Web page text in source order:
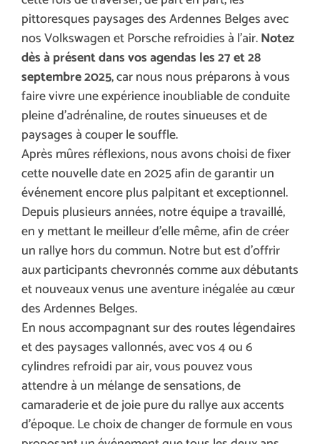
pittoresques paysages des Ardennes Belges avec
nos Volkswagen et Porsche refroidies à l’air.Notez
dès à présent dans vos agendas les 27 et 28
septembre 2025, car nous nous préparons à vous
faire vivre une expérience inoubliable de conduite
pleine d’adrénaline, de routes sinueuses et de
paysages à couper le souffle.
Après mûres réflexions, nous avons choisi de fixer
cette nouvelle date en 2025 afin de garantir un
événement encore plus palpitant et exceptionnel.
Depuis plusieurs années, notre équipe a travaillé,
en y mettant le meilleur d’elle même, afin de créer
un rallye hors du commun. Notre but est d’offrir
aux participants chevronnés comme aux débutants
et nouveaux venus une aventure inégalée au cœur
des Ardennes Belges.
En nous accompagnant sur des routes légendaires
et des paysages vallonnés, avec vos 4 ou 6
cylindres refroidi par air, vous pouvez vous
attendre à un mélange de sensations, de
camaraderie et de joie pure du rallye aux accents
d’époque. Le choix de changer de formule en vous